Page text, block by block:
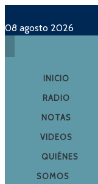
08 agosto 2026
INICIO
RADIO
NOTAS
VIDEOS
QUIÉNES
SOMOS